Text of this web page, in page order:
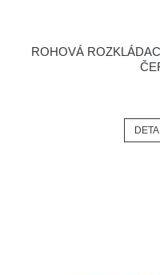
ROHOVÁ